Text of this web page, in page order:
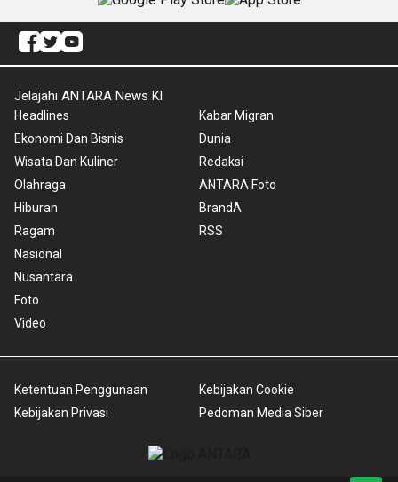
Jelajahi ANTARA News Kl
Headlines
Ekonomi Dan Bisnis
Wisata Dan Kuliner
Olahraga
Hiburan
Ragam
Nasional
Nusantara
Foto
Video
Kabar Migran
Dunia
Redaksi
ANTARA Foto
BrandA
RSS
Ketentuan Penggunaan
Kebijakan Privasi
Kebijakan Cookie
Pedoman Media Siber